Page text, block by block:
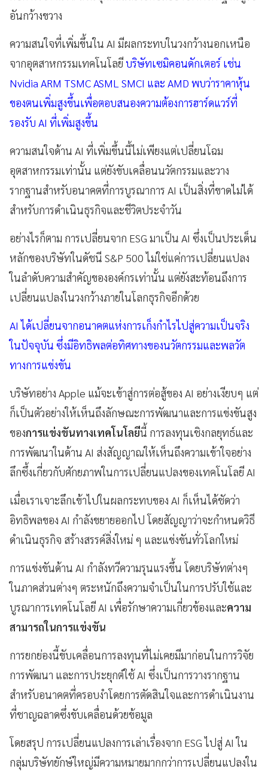
อันกว้างขวาง
ความสนใจที่เพิ่มขึ้นใน AI มีผลกระทบในวงกว้างนอกเหนือ
จากอุตสาหกรรมเทคโนโลยีบริษัทเซมิคอนดักเตอร์ เช่น
Nvidia ARM TSMC ASML SMCI และ AMD พบว่าราคาหุ้น
ของตนเพิ่มสูงขึ้นเพื่อตอบสนองความต้องการฮาร์ดแวร์ที่
รองรับ AI ที่เพิ่มสูงขึ้น
ความสนใจด้าน AI ที่เพิ่มขึ้นนี้ไม่เพียงแต่เปลี่ยนโฉม
อุตสาหกรรมเท่านั้น แต่ยังขับเคลื่อนนวัตกรรมและวาง
รากฐานสำหรับอนาคตที่การบูรณาการ AI เป็นสิ่งที่ขาดไม่ได้
สำหรับการดำเนินธุรกิจและชีวิตประจำวัน
อย่างไรก็ตาม การเปลี่ยนจาก ESG มาเป็น AI ซึ่งเป็นประเด็น
หลักของบริษัทในดัชนี S&P 500 ไม่ใช่แค่การเปลี่ยนแปลง
ในลำดับความสำคัญขององค์กรเท่านั้น แต่ยังสะท้อนถึงการ
เปลี่ยนแปลงในวงกว้างภายในโลกธุรกิจอีกด้วย
AI ได้เปลี่ยนจากอนาคตแห่งการเก็งกำไรไปสู่ความเป็นจริง
ในปัจจุบัน ซึ่งมีอิทธิพลต่อทิศทางของนวัตกรรมและพลวัต
ทางการแข่งขัน
บริษัทอย่าง Apple แม้จะเข้าสู่การต่อสู้ของ AI อย่างเงียบๆ แต่
ก็เป็นตัวอย่างให้เห็นถึงลักษณะการพัฒนาและการแข่งขันสูง
ของการแข่งขันทางเทคโนโลยีนี้ การลงทุนเชิงกลยุทธ์และ
การพัฒนาในด้าน AI ส่งสัญญาณให้เห็นถึงความเข้าใจอย่าง
ลึกซึ้งเกี่ยวกับศักยภาพในการเปลี่ยนแปลงของเทคโนโลยี AI
เมื่อเราเจาะลึกเข้าไปในผลกระทบของ AI ก็เห็นได้ชัดว่า
อิทธิพลของ AI กำลังขยายออกไป โดยสัญญาว่าจะกำหนดวิธี
ดำเนินธุรกิจ สร้างสรรค์สิ่งใหม่ ๆ และแข่งขันทั่วโลกใหม่
การแข่งขันด้าน AI กำลังทวีความรุนแรงขึ้น โดยบริษัทต่างๆ
ในภาคส่วนต่างๆ ตระหนักถึงความจำเป็นในการปรับใช้และ
บูรณาการเทคโนโลยี AI เพื่อรักษาความเกี่ยวข้องและความ
สามารถในการแข่งขัน
การยกย่องนี้ขับเคลื่อนการลงทุนที่ไม่เคยมีมาก่อนในการวิจัย
การพัฒนา และการประยุกต์ใช้ AI ซึ่งเป็นการวางรากฐาน
สำหรับอนาคตที่ครอบงำโดยการตัดสินใจและการดำเนินงาน
ที่ชาญฉลาดซึ่งขับเคลื่อนด้วยข้อมูล
โดยสรุป การเปลี่ยนแปลงการเล่าเรื่องจาก ESG ไปสู่ AI ใน
กลุ่มบริษัทยักษ์ใหญ่มีความหมายมากกว่าการเปลี่ยนแปลงใน